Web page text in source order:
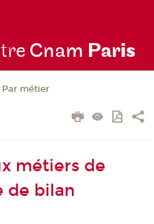
Cnam Paris
Par métier
métiers de
de bilan